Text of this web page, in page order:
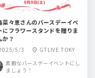
菜々恵さんのバースデーイベ
にフラワースタンドを贈りま
か？
5/3 location_on GTLIVE TOKY
木７丁目12-14
素敵なバースデーイベントにし
ましょう！